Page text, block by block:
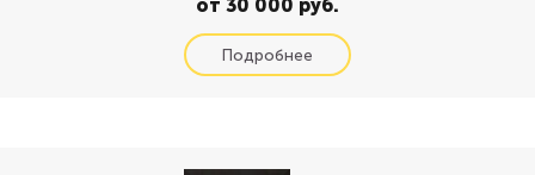
от 30 000 руб.